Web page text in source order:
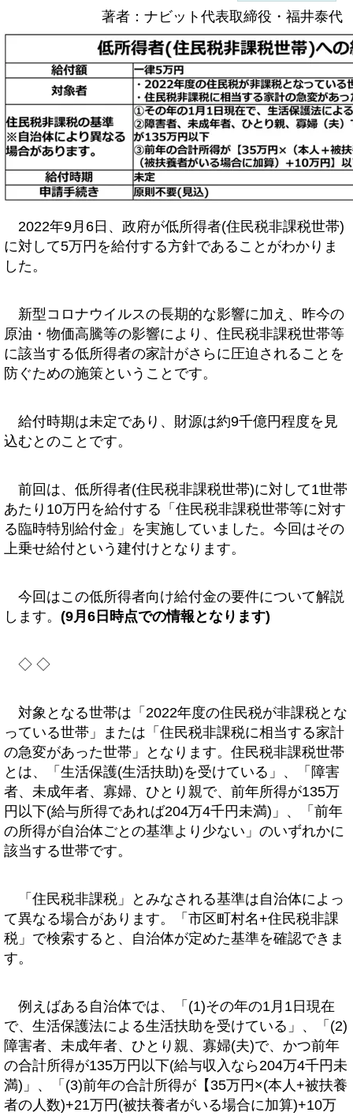
著者：ナビット代表取締役・福井泰代
2022年9月6日、政府が低所得者(住民税非課税世帯)
に対して5万円を給付する方針であることがわかりま
した。
新型コロナウイルスの長期的な影響に加え、昨今の
原油・物価高騰等の影響により、住民税非課税世帯等
に該当する低所得者の家計がさらに圧迫されることを
防ぐための施策ということです。
給付時期は未定であり、財源は約9千億円程度を見
込むとのことです。
前回は、低所得者(住民税非課税世帯)に対して1世帯
あたり10万円を給付する「住民税非課税世帯等に対す
る臨時特別給付金」を実施していました。今回はその
上乗せ給付という建付けとなります。
今回はこの低所得者向け給付金の要件について解説
します。 (9月6日時点での情報となります)
◇ ◇
対象となる世帯は「2022年度の住民税が非課税とな
っている世帯」または「住民税非課税に相当する家計
の急変があった世帯」となります。住民税非課税世帯
とは、「生活保護(生活扶助)を受けている」、「障害
者、未成年者、寡婦、ひとり親で、前年所得が135万
円以下(給与所得であれば204万4千円未満)」、「前年
の所得が自治体ごとの基準より少ない」のいずれかに
該当する世帯です。
「住民税非課税」とみなされる基準は自治体によっ
て異なる場合があります。「市区町村名+住民税非課
税」で検索すると、自治体が定めた基準を確認できま
す。
例えばある自治体では、「(1)その年の1月1日現在
で、生活保護法による生活扶助を受けている」、「(2)
障害者、未成年者、ひとり親、寡婦(夫)で、かつ前年
の合計所得が135万円以下(給与収入なら204万4千円未
満)」、「(3)前年の合計所得が【35万円×(本人+被扶養
者の人数)+21万円(被扶養者がいる場合に加算)+10万